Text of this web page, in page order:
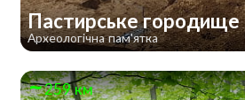
Пастирське городище
Археологічна пам'ятка
259 км